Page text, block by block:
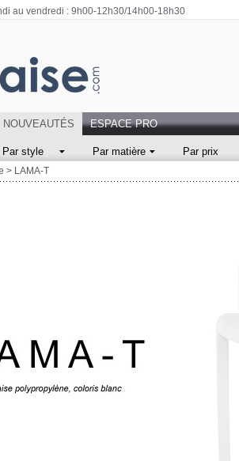
au vendredi : 9h00-12h30/14h00-18h30
NOUVEAUTÉS ESPACE PRO
Par style Par matière Par prix
> LAMA-T